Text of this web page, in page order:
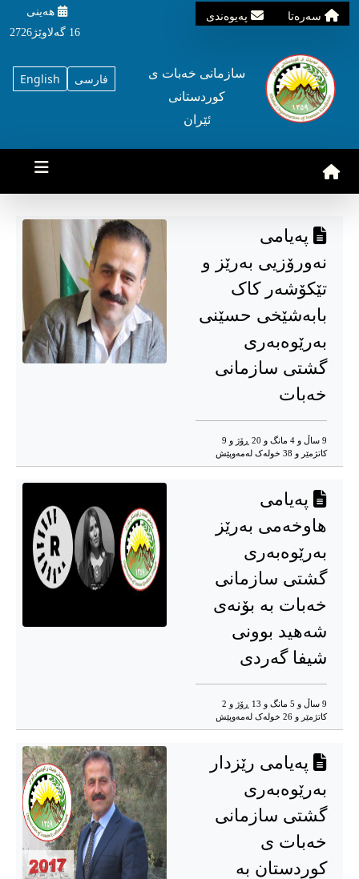
سه‌ره‌تا په‌یوه‌ندی
هه‌ینی
16 گه‌لاوێژ2726
English فارسی
سازمانی خه‌بات ی
کوردستانی
ئێران
پەیامی
نەورۆزیی بەرێز و
تێکۆشەر کاک
بابەشێخی حسێنی
بەرێوەبەری
گشتی سازمانی
خەبات
9 ساڵ و 4 مانگ و 20 ڕۆژ و 9
کاتژمێر و 38 خوله‌ک له‌مه‌وپێش‌
پەیامی
هاوخەمی بەرێز
بەرێوەبەری
گشتی سازمانی
خەبات بە بۆنەی
شەهید بوونی
شیفا گەردی
9 ساڵ و 5 مانگ و 13 ڕۆژ و 2
کاتژمێر و 26 خوله‌ک له‌مه‌وپێش‌
په‌یامی رێزدار
بەرێوەبەری
گشتی سازمانی
خەبات ی
کوردستان به‌